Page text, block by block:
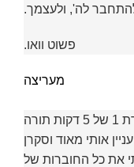
לה', ולעצמך.
פשוט וואו.
מעריצה
ראשית אני רוצה לציין שבזכות חוברת 1 של 5 דקות תורה
אותי מאוד וסקרן
את כל החוברות של